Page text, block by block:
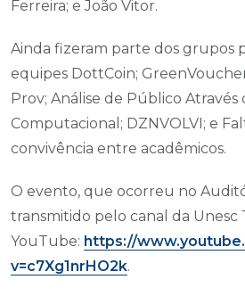
Ferreira; e João Vitor.
Ainda fizeram parte dos grupos
equipes DottCoin;
Prov; Análise de Público Através
Computacional; DZNVOLVI; e
convivência entre acadêmicos.
O evento, que ocorreu no
transmitido pelo canal da Unesc
YouTube: https://
v=c7Xg1nrHO2k.